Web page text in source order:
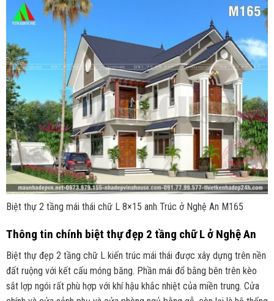
Biệt thự 2 tầng mái thái chữ L 8×15 anh Trúc ở Nghệ An M165
Thông tin chính biệt thự đẹp 2 tầng chữ L ở Nghệ An
Biệt thự đẹp 2 tầng chữ L kiến trúc mái thái được xây dựng trên nền
đất ruộng với kết cấu móng băng. Phần mái đổ bằng bên trên kèo
sắt lợp ngói rất phù hợp với khí hậu khắc nhiệt của miền trung. Cửa